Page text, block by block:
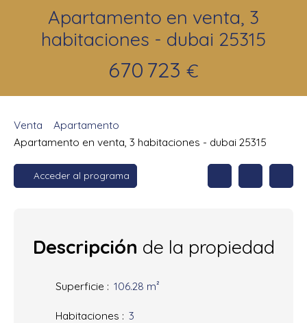
Apartamento en venta, 3
habitaciones - dubai 25315
670 723 €
Venta
Apartamento
Apartamento en venta, 3 habitaciones - dubai 25315
Acceder al programa
Descripción de la propiedad
Superficie : 106.28 m²
Habitaciones : 3